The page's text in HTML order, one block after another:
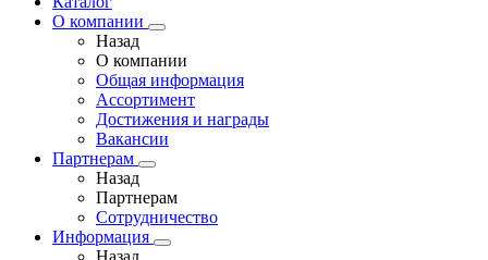
О компании
Назад
О компании
Общая информация
Ассортимент
Достижения и награды
Вакансии
Партнерам
Назад
Партнерам
Сотрудничество
Информация
Назад